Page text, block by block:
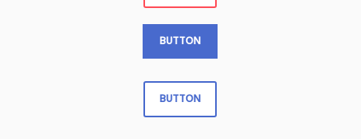
BUTTON
BUTTON